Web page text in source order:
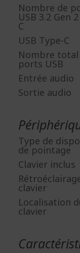
Nombre de
USB 3.2 Gen
C
USB Type-C
Nombre total
ports USB
Entrée audio
Sortie audio
Type de
de pointage
Clavier inclus
clavier
Localisation
clavier